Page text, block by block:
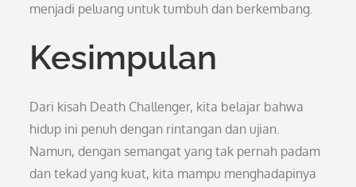
menjadi peluang untuk tumbuh dan berkembang.
Kesimpulan
Dari kisah Death Challenger, kita belajar bahwa
hidup ini penuh dengan rintangan dan ujian.
Namun, dengan semangat yang tak pernah padam
dan tekad yang kuat, kita mampu menghadapinya